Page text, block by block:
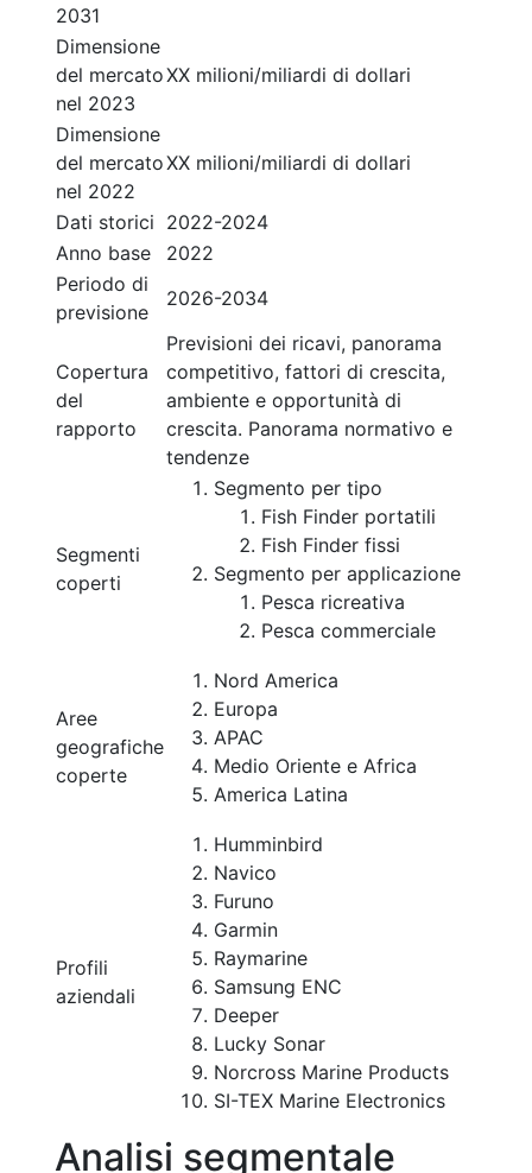
2031
Dimensione
del mercato
nel 2023
XX milioni/miliardi di dollari
Dimensione
del mercato
nel 2022
XX milioni/miliardi di dollari
Dati storici 2022-2024
Anno base
2022
Periodo di
previsione
2026-2034
Copertura
del
rapporto
Previsioni dei ricavi, panorama
competitivo, fattori di crescita,
ambiente e opportunità di
crescita. Panorama normativo e
tendenze
Segmenti
coperti
Segmento per tipo
Fish Finder portatili
Fish Finder fissi
Segmento per applicazione
Pesca ricreativa
Pesca commerciale
Aree
geografiche
coperte
Nord America
Europa
APAC
Medio Oriente e Africa
America Latina
Profili
aziendali
Humminbird
Navico
Furuno
Garmin
Raymarine
Samsung ENC
Deeper
Lucky Sonar
Norcross Marine Products
SI-TEX Marine Electronics
Analisi segmentale